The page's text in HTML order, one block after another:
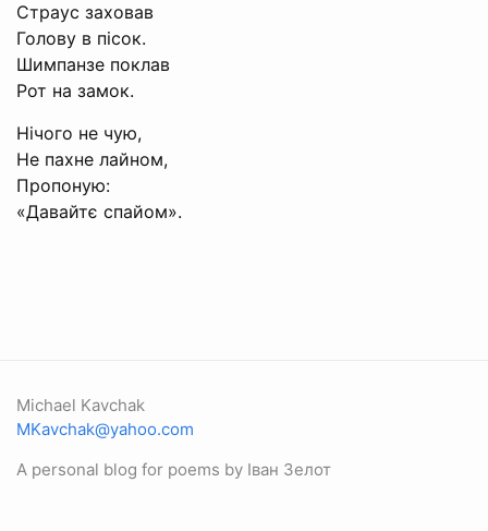
Страус заховав
Голову в пісок.
Шимпанзе поклав
Рот на замок.
Нічого не чую,
Не пахне лайном,
Пропоную:
«Давайтє спайом».
Michael Kavchak
MKavchak@yahoo.com
A personal blog for poems by Іван Зелот